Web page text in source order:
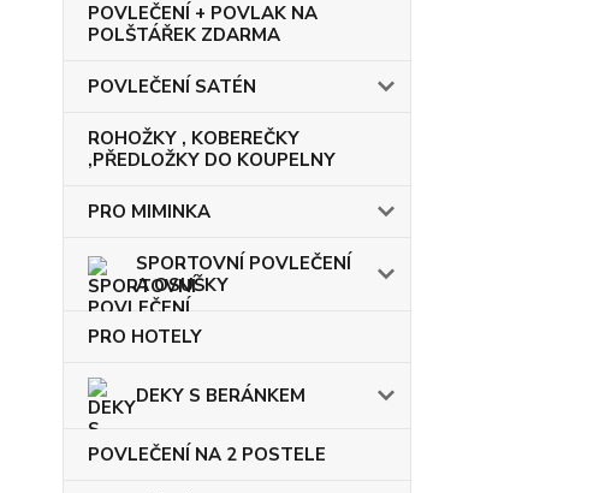
POVLEČENÍ + POVLAK NA
POLŠTÁŘEK ZDARMA
POVLEČENÍ SATÉN
ROHOŽKY , KOBEREČKY
,PŘEDLOŽKY DO KOUPELNY
PRO MIMINKA
SPORTOVNÍ POVLEČENÍ
A OSUŠKY
PRO HOTELY
DEKY S BERÁNKEM
POVLEČENÍ NA 2 POSTELE